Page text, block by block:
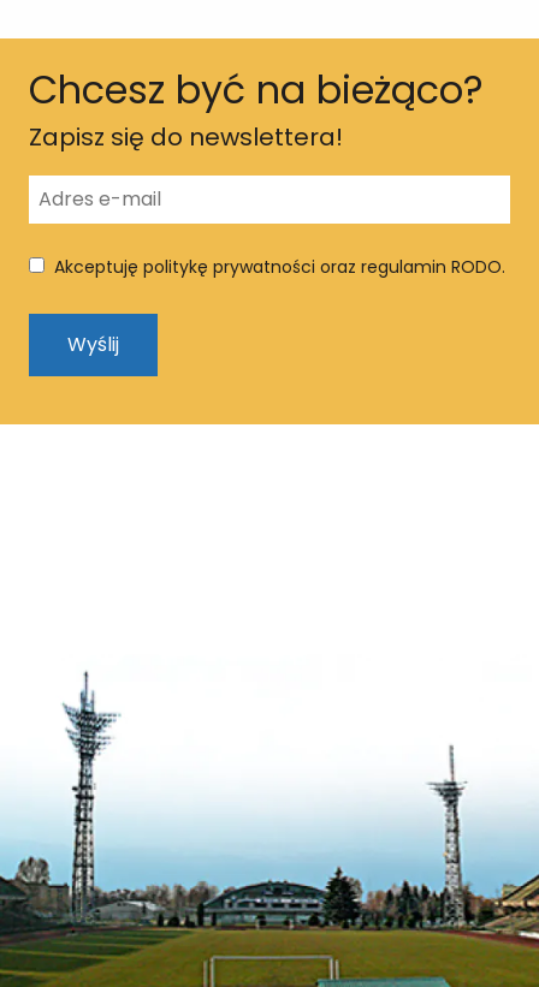
Chcesz być na bieżąco?
Zapisz się do newslettera!
Akceptuję politykę prywatności oraz regulamin RODO.